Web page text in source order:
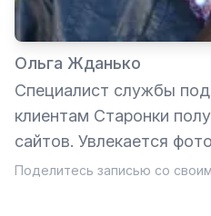
Ольга Жданько
Специалист службы
клиентам Старонки
сайтов. Увлекается
Поделитесь записью со